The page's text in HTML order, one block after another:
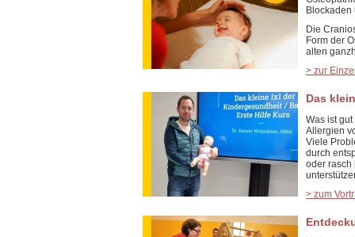
Die
Form der
alten
> zur
Das
Was ist
Allergien
Viele
durch
oder rasch
> zum